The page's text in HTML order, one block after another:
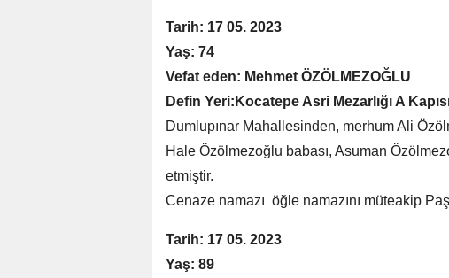
Tarih: 17 05. 2023
Yaş: 74
Vefat eden: Mehmet ÖZÖLMEZOĞLU
Defin Yeri:Kocatepe Asri Mezarlığı A
Dumlupınar Mahallesinden, merhum Ali
Hale Özölmezoğlu babası, Asuman
etmiştir.
Cenaze namazı öğle namazını müteakip
Tarih: 17 05. 2023
Yaş: 89